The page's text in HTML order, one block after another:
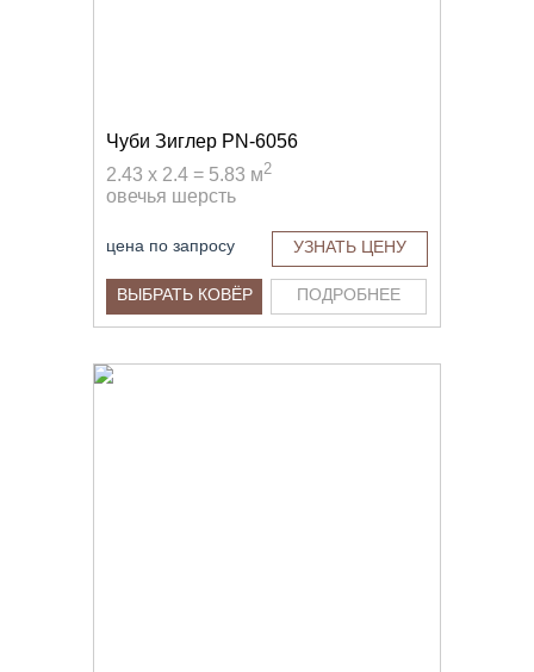
Чуби Зиглер PN-6056
2.43 x 2.4 = 5.83 м2
овечья шерсть
цена по запросу УЗНАТЬ ЦЕНУ
ВЫБРАТЬ КОВЁР ПОДРОБНЕЕ